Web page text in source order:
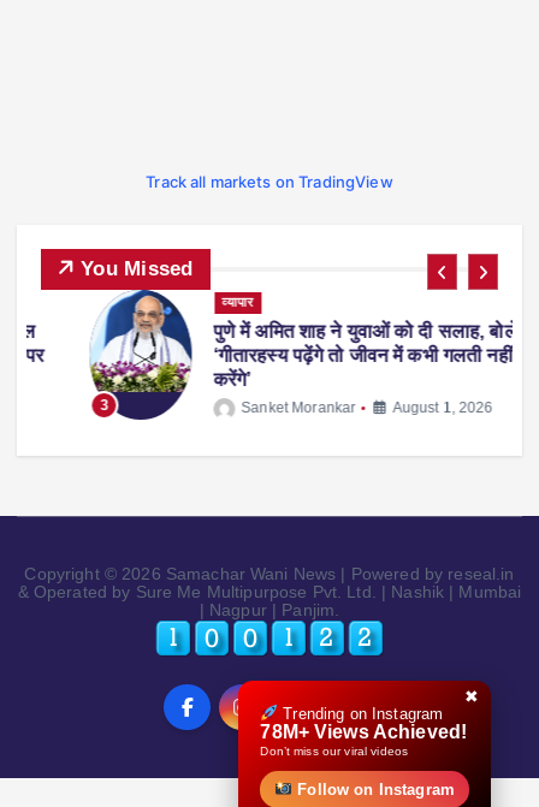
✖
Trending on Instagram
78M+ Views Achieved!
Don’t miss our viral videos
Follow on Instagram
Track all markets on TradingView
You Missed
पुणे में अमित शाह ने युवाओं को दी सलाह, बोले-
‘गीतारहस्य पढ़ेंगे तो जीवन में कभी गलती नहीं
करेंगे’
Sanket Morankar August 1, 2026
Copyright © 2026 Samachar Wani News | Powered by reseal.in
& Operated by Sure Me Multipurpose Pvt. Ltd. | Nashik | Mumbai
| Nagpur | Panjim.